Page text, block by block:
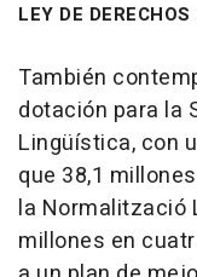
LEY DE
También
dotación para la
Lingüística, con
que 38,1
la Normalització
millones en